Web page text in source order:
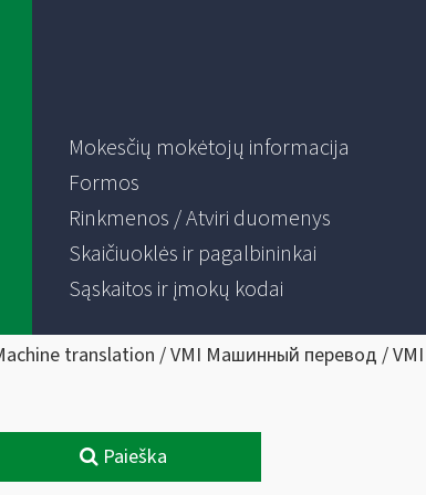
Mokesčių mokėtojų informacija
Formos
Rinkmenos / Atviri duomenys
Skaičiuoklės ir pagalbininkai
Sąskaitos ir įmokų kodai
translation / VMI Машинный перевод /
Paieška